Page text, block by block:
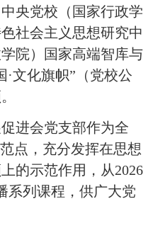
央党校（国家行政学
社会主义思想研究中
院）国家高端智库与
·文化旗帜”（党校公
进会党支部作为全
点，充分发挥在思想
的示范作用，从2026
系列课程，供广大党